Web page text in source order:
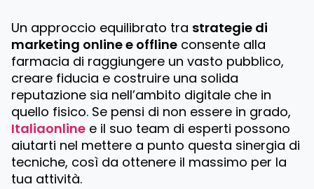
Un approccio equilibrato tra strategie di
marketing online e offline consente alla
farmacia di raggiungere un vasto pubblico,
creare fiducia e costruire una solida
reputazione sia nell’ambito digitale che in
quello fisico. Se pensi di non essere in grado,
Italiaonline e il suo team di esperti possono
aiutarti nel mettere a punto questa sinergia di
tecniche, così da ottenere il massimo per la
tua attività.